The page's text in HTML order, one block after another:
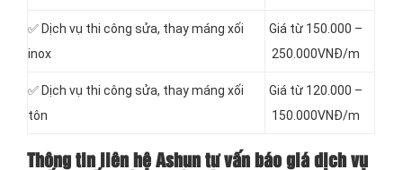
✅ Dịch vụ thi công sửa, thay máng xối
inox
Giá từ 150.000 –
250.000VNĐ/m
✅ Dịch vụ thi công sửa, thay máng xối
tôn
Giá từ 120.000 –
150.000VNĐ/m
Thông tin liên hệ Ashun tư vấn báo giá dịch vụ